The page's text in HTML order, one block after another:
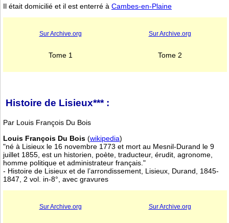
Il était domicilié et il est enterré à Cambes-en-Plaine
Sur Archive.org Sur Archive.org
Tome 1 Tome 2
Histoire de Lisieux*** :
Par Louis François Du Bois
Louis François Du Bois (wikipedia)
"né à Lisieux le 16 novembre 1773 et mort au Mesnil-Durand le 9
juillet 1855, est un historien, poète, traducteur, érudit, agronome,
homme politique et administrateur français."
- Histoire de Lisieux et de l’arrondissement, Lisieux, Durand, 1845-
1847, 2 vol. in-8°, avec gravures
Sur Archive.org Sur Archive.org